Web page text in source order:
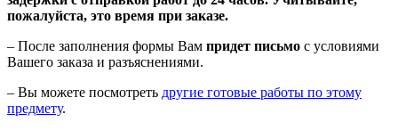
пожалуйста, это время при заказе.
– После заполнения формы Вам придет письмо с условиями
Вашего заказа и разъяснениями.
– Вы можете посмотреть другие готовые работы по этому
предмету.